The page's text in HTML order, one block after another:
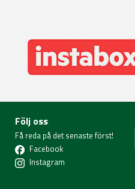
Följ oss
Få reda på det senaste först!
Facebook
Instagram